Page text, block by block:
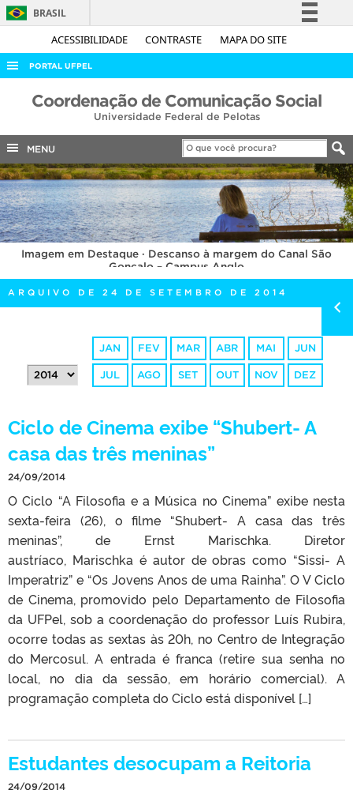
ACESSIBILIDADE CONTRASTE MAPA DO SITE
BRASIL
Simplifique!
Acesso à informação
Legislação
Canais
PORTAL UFPEL
ACESSO À INFORMAÇÃO
COBALTO
CONCURSOS
EDITAIS
INTERNACIONAL
OUVIDORIA
PORTARIAS
TELEFONES
Coordenação de Comunicação Social
Universidade Federal de Pelotas
MENU
Imagem em Destaque · Descanso à margem do Canal São
Gonçalo – Campus Anglo
ARQUIVO DE 24 DE SETEMBRO DE 2014
JAN FEV MAR ABR MAI JUN
JUL AGO SET OUT NOV DEZ
Ciclo de Cinema exibe “Shubert- A
casa das três meninas”
24/09/2014
O Ciclo “A Filosofia e a Música no Cinema” exibe nesta
sexta-feira (26), o filme “Shubert- A casa das três
meninas”, de Ernst Marischka. Diretor
austríaco, Marischka é autor de obras como “Sissi- A
Imperatriz” e “Os Jovens Anos de uma Rainha”. O V Ciclo
de Cinema, promovido pelo Departamento de Filosofia
da UFPel, sob a coordenação do professor Luís Rubira,
ocorre todas as sextas às 20h, no Centro de Integração
do Mercosul. A entrada é franca (retire sua senha no
local, no dia da sessão, em horário comercial). A
programação completa do Ciclo está disponível […]
Estudantes desocupam a Reitoria
24/09/2014